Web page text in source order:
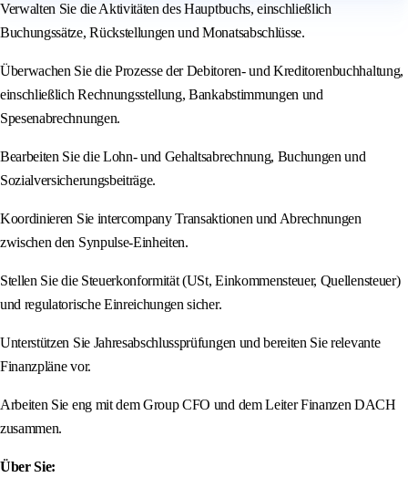
Verwalten Sie die Aktivitäten des Hauptbuchs, einschließlich
Buchungssätze, Rückstellungen und Monatsabschlüsse.
Überwachen Sie die Prozesse der Debitoren- und Kreditorenbuchhaltung,
einschließlich Rechnungsstellung, Bankabstimmungen und
Spesenabrechnungen.
Bearbeiten Sie die Lohn- und Gehaltsabrechnung, Buchungen und
Sozialversicherungsbeiträge.
Koordinieren Sie intercompany Transaktionen und Abrechnungen
zwischen den Synpulse-Einheiten.
Stellen Sie die Steuerkonformität (USt, Einkommensteuer, Quellensteuer)
und regulatorische Einreichungen sicher.
Unterstützen Sie Jahresabschlussprüfungen und bereiten Sie relevante
Finanzpläne vor.
Arbeiten Sie eng mit dem Group CFO und dem Leiter Finanzen DACH
zusammen.
Über Sie: